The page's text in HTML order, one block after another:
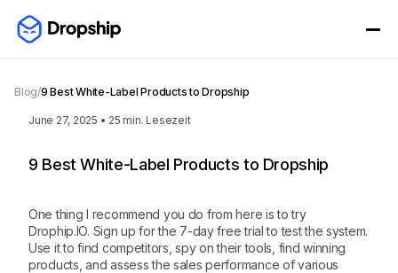
Blog/9 Best White-Label Products to Dropship
June 27, 2025 • 25 min. Lesezeit
9 Best White-Label Products to Dropship
One thing I recommend you do from here is to try
Drophip.IO. Sign up for the 7-day free trial to test the system.
Use it to find competitors, spy on their tools, find winning
products, and assess the sales performance of various